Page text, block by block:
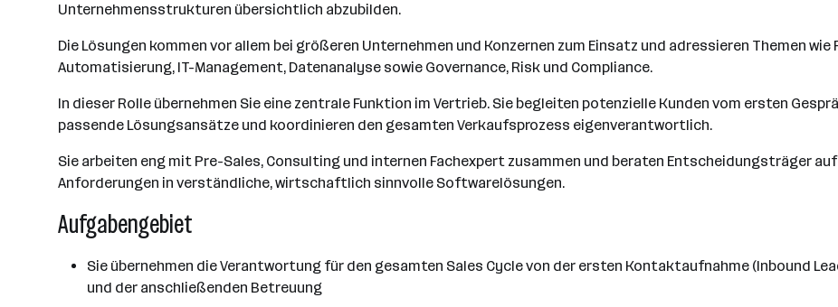
Unternehmensstrukturen übersichtlich abzubilden.
Die Lösungen kommen vor allem bei größeren Unternehmen und Konzernen zum Einsatz und adressieren Themen
Automatisierung, IT-Management, Datenanalyse sowie Governance, Risk und Compliance.
In dieser Rolle übernehmen Sie eine zentrale Funktion im Vertrieb. Sie begleiten potenzielle Kunden vom ersten
passende Lösungsansätze und koordinieren den gesamten Verkaufsprozess eigenverantwortlich.
Sie arbeiten eng mit Pre-Sales, Consulting und internen Fachexpert zusammen und beraten Entscheidungsträger
Anforderungen in verständliche, wirtschaftlich sinnvolle Softwarelösungen.
Aufgabengebiet
Sie übernehmen die Verantwortung für den gesamten Sales Cycle von der ersten Kontaktaufnahme (Inbound
und der anschließenden Betreuung